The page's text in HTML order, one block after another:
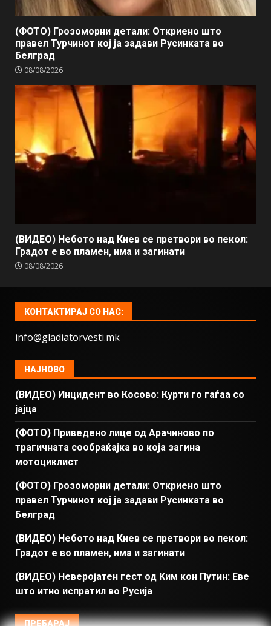
(ФОТО) Грозоморни детали: Откриено што
правел Турчинот кој ја задави Русинката во
Белград
08/08/2026
(ВИДЕО) Небото над Киев се претвори во пекол:
Градот е во пламен, има и загинати
08/08/2026
КОНТАКТИРАЈ СО НАС:
info@gladiatorvesti.mk
НАЈНОВО
(ВИДЕО) Инцидент во Косово: Курти го гаѓаа со
јајца
(ФОТО) Приведено лице од Арачиново по
трагичната сообраќајка во која загина
мотоциклист
(ФОТО) Грозоморни детали: Откриено што
правел Турчинот кој ја задави Русинката во
Белград
(ВИДЕО) Небото над Киев се претвори во пекол:
Градот е во пламен, има и загинати
(ВИДЕО) Неверојатен гест од Ким кон Путин: Еве
што итно испратил во Русија
ПРЕБАРАЈ